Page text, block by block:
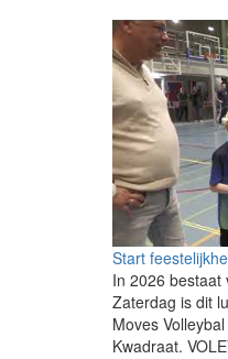
Start
In 2026 bestaat
Zaterdag is dit
Moves
Kwadraat.